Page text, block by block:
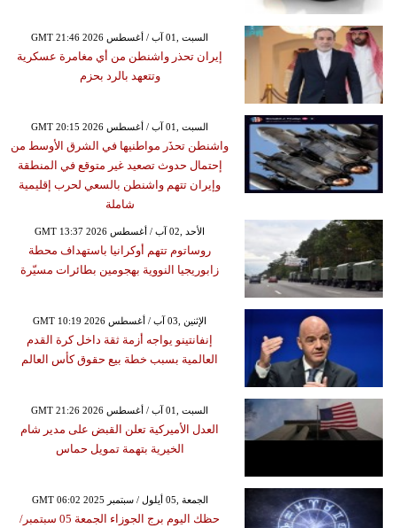
GMT 21:46 2026 السبت ,01 آب / أغسطس
إيران تحذر واشنطن من أي مغامرة عسكرية
وتتعهد بالرد بحزم
GMT 20:15 2026 السبت ,01 آب / أغسطس
واشنطن تحذَر مواطنيها في الشرق الأوسط من
إحتمال حدوث تصعيد غير متوقع في المنطقة
وإيران تتهم واشنطن بالسعي لحرب إقليمية
شاملة
GMT 13:37 2026 الأحد ,02 آب / أغسطس
روساتوم تتهم أوكرانيا باستهداف محطة
زابوريجيا النووية بهجومين بطائرات مسيّرة
GMT 10:19 2026 الإثنين ,03 آب / أغسطس
إنفانتينو يواجه أزمة ثقة داخل كرة القدم
العالمية بسبب خطة بيع حقوق كأس العالم
GMT 21:26 2026 السبت ,01 آب / أغسطس
العدل الأميركية تعلن القبض على مدير شام
الخيرية بتهمة تمويل حماس
GMT 06:02 2025 الجمعة ,05 أيلول / سبتمبر
حظك اليوم برج الجوزاء الجمعة 05 سبتمبر/